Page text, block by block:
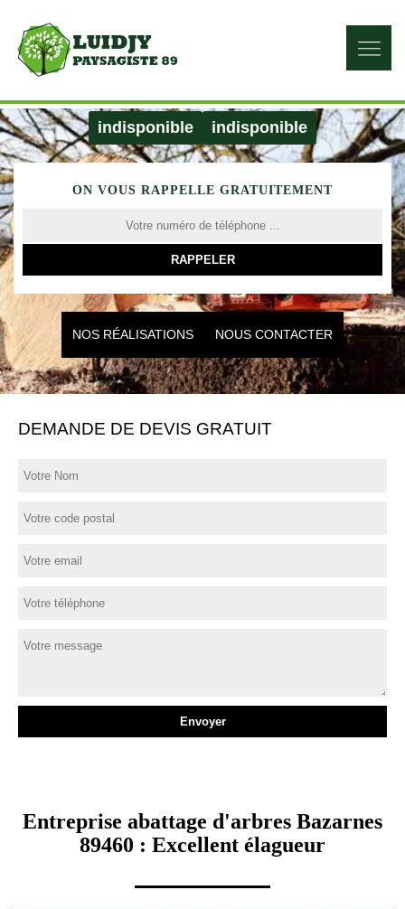
indisponible indisponible
ON VOUS RAPPELLE GRATUITEMENT
NOS RÉALISATIONS NOUS CONTACTER
DEMANDE DE DEVIS GRATUIT
Entreprise abattage d'arbres Bazarnes
89460 : Excellent élagueur